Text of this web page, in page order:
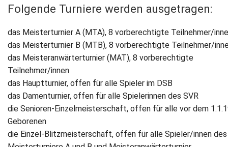
Folgende Turniere werden ausgetragen:
das Meisterturnier A (MTA), 8 vorberechtigte Teilnehmer/
das Meisterturnier B (MTB), 8 vorberechtigte Teilnehmer/
das Meisteranwärterturnier (MAT), 8 vorberechtigte
Teilnehmer/innen
das Hauptturnier, offen für alle Spieler im DSB
das Damenturnier, offen für alle Spielerinnen des SVR
die Senioren-Einzelmeisterschaft, offen für alle vor dem
Geborenen
die Einzel-Blitzmeisterschaft, offen für alle Spieler/innen des